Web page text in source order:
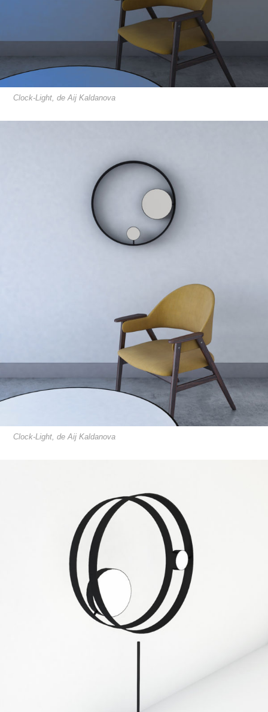
Clock-Light, de Aij Kaldanova
Clock-Light, de Aij Kaldanova